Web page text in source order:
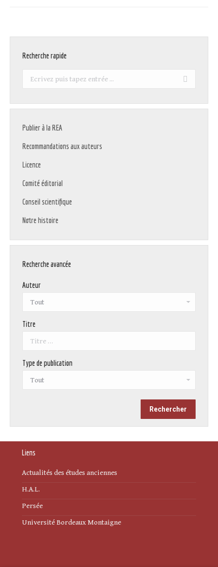
Recherche rapide
Recherche
Publier à la REA
Recommandations aux auteurs
Licence
Comité éditorial
Conseil scientifique
Notre histoire
Recherche avancée
Auteur
Titre
Type de publication
Liens
Actualités des études anciennes
H.A.L.
Persée
Université Bordeaux Montaigne